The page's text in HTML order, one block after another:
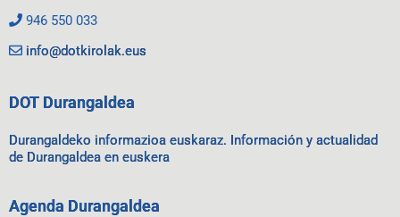
946 550 033
info@dotkirolak.eus
DOT Durangaldea
Durangaldeko informazioa euskaraz. Información y actualidad
de Durangaldea en euskera
Agenda Durangaldea